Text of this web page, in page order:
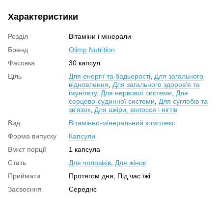
Характеристики
Розділ
Вітаміни і мінерали
Бренд
Olimp Nutrition
Фасовка
30 капсул
Ціль
Для енергії та бадьорості Для загального
відновлення
Для загального здоров'я та
імунітету, Для нервової системи
Для
серцево-судинної системи
Для суглобів та
зв'язок Для шкіри, волосся і нігтів
Вид
Вітамінно-мінеральний комплекс
Форма випуску
Капсули
Вміст порції
1 капсула
Стать
Для чоловіків Для жінок
Приймати
Протягом дня, Під час їжі
Засвоєння
Середнє